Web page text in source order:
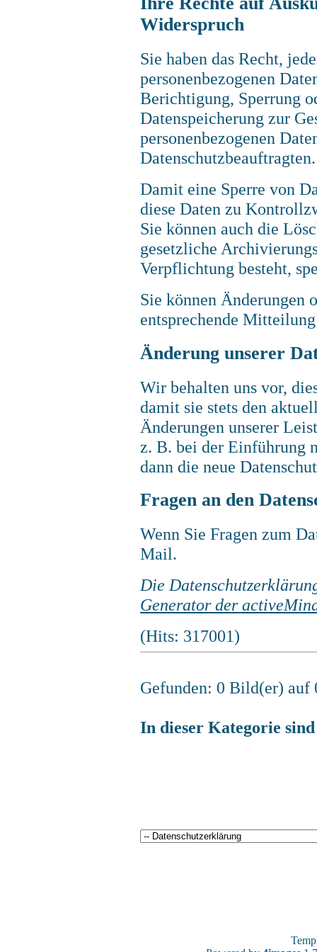
Widerspruch
Sie haben das Recht,
personenbezogenen
Berichtigung, Sperrung
Datenspeicherung zur
personenbezogenen
Damit eine Sperre von
diese Daten zu
Sie können auch die
gesetzliche
Verpflichtung besteht,
Sie können
entsprechende
Änderung unserer
Wir behalten uns vor,
damit sie stets den
Änderungen unserer
z. B. bei der Einführung
dann die neue
Fragen an den
Wenn Sie Fragen zum
Mail.
Die
Generator der
(Hits: 317001)
Gefunden: 0 Bild(er)
In dieser Kategorie